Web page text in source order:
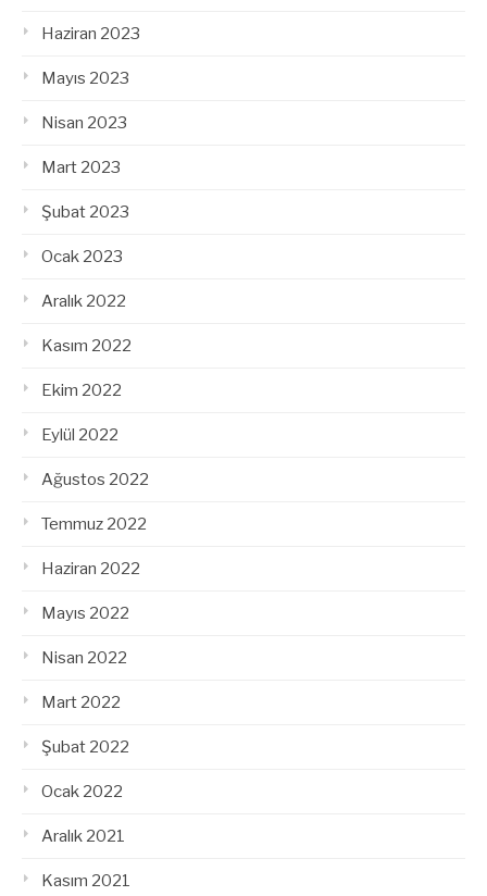
Haziran 2023
Mayıs 2023
Nisan 2023
Mart 2023
Şubat 2023
Ocak 2023
Aralık 2022
Kasım 2022
Ekim 2022
Eylül 2022
Ağustos 2022
Temmuz 2022
Haziran 2022
Mayıs 2022
Nisan 2022
Mart 2022
Şubat 2022
Ocak 2022
Aralık 2021
Kasım 2021